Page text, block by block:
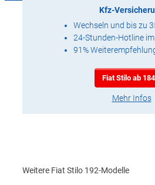
Kfz-
Wechseln und bis zu
24-Stunden-Hotline im
91%
Fiat Stilo ab
Mehr Infos
Weitere Fiat Stilo 192-Modelle